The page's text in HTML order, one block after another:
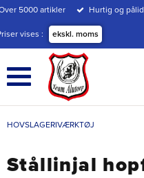
Menu
5000 artikler Hurtig og
vises ekskl. moms
HOVSLAGERIVÆRKTØJ
Stållinjal